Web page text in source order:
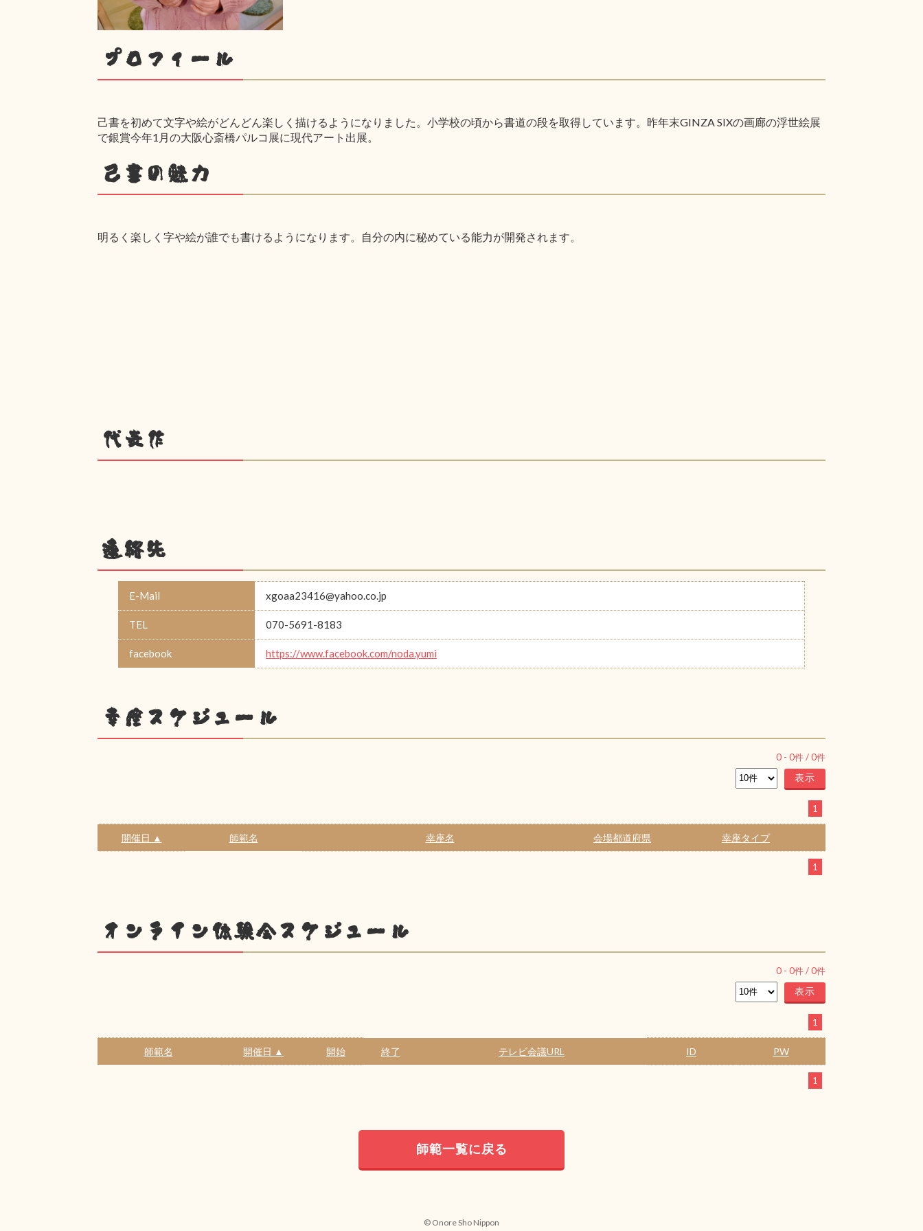
プロフィール
己書を初めて文字や絵がどんどん楽しく描けるようになりました。小学校の頃から書道の段を取得しています。昨年末GINZA SIXの画廊の浮世絵展
で銀賞今年1月の大阪心斎橋パルコ展に現代アート出展。
己書の魅力
明るく楽しく字や絵が誰でも書けるようになります。自分の内に秘めている能力が開発されます。
代表作
連絡先
E-Mail xgoaa23416@yahoo.co.jp
TEL 070-5691-8183
facebook https://www.facebook.com/noda.yumi
幸座スケジュール
0 - 0件 /0件
1
開催日 ▲ 師範名 幸座名 会場都道府県 幸座タイプ
1
オンライン体験会スケジュール
0 - 0件 /0件
1
師範名 開催日 ▲ 開始 終了 テレビ会議URL ID PW
1
師範一覧に戻る
© Onore Sho Nippon